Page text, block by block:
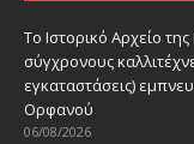
Το Ιστορικό Αρχείο
σύγχρονους
εγκαταστάσεις)
Ορφανού
06/08/2026